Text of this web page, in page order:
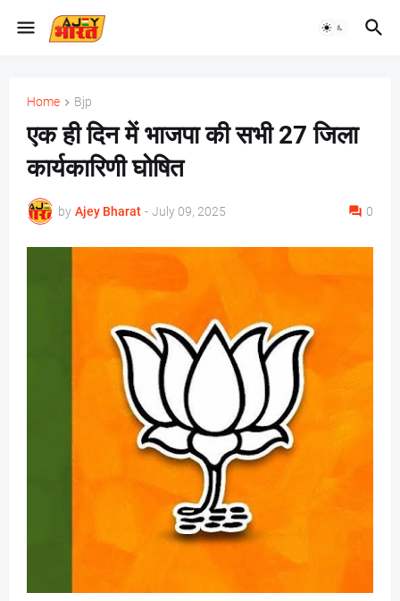
Home Bjp
एक ही दिन में भाजपा की सभी 27 जिला
कार्यकारिणी घोषित
by Ajey Bharat - July 09, 2025 0